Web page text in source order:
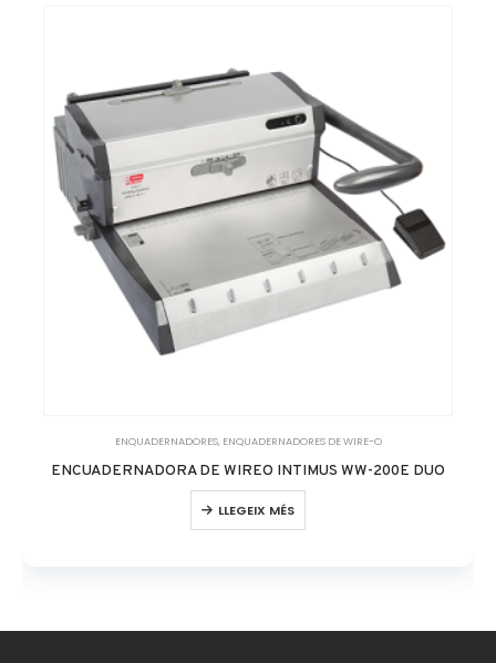
ENQUADERNADORES, ENQUADERNADORES DE WIRE-O
ENCUADERNADORA DE WIREO INTIMUS WW-200E DUO
LLEGEIX MÉS